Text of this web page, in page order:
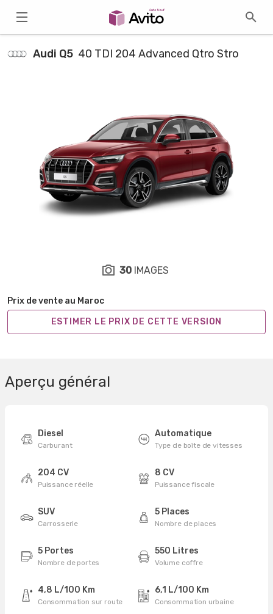
Audi Q5 40 TDI 204 Advanced Qtro Stro
Prix de vente au Maroc
ESTIMER LE PRIX DE CETTE VERSION
30 IMAGES
Aperçu général
Diesel
Carburant
Automatique
Type de boîte de vitesses
204 CV
Puissance réelle
8 CV
Puissance fiscale
SUV
Carrosserie
5 Places
Nombre de places
5 Portes
Nombre de portes
550 Litres
Volume coffre
4,8 L/100 Km
Consommation sur route
6,1 L/100 Km
Consommation urbaine